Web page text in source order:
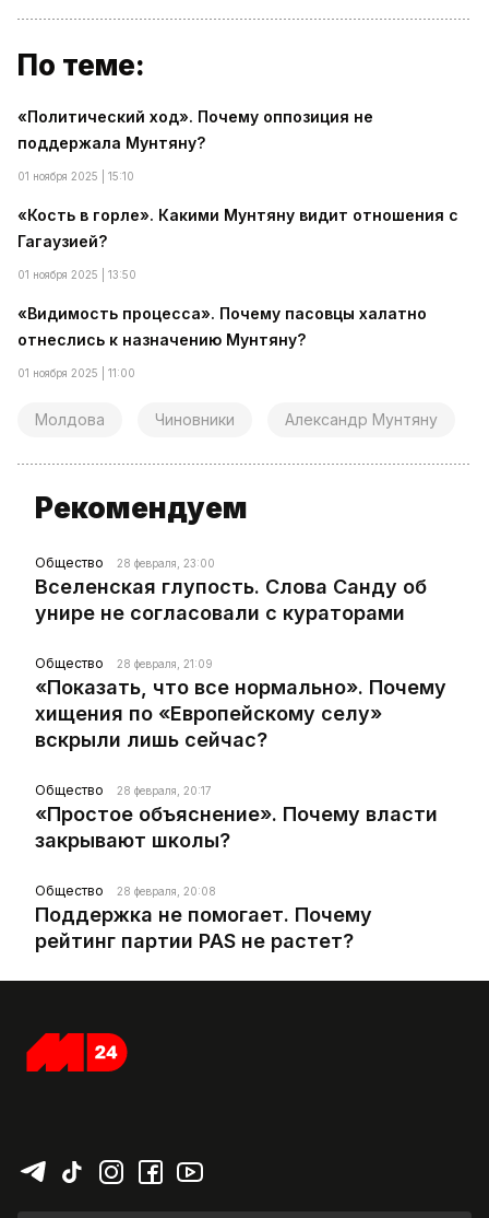
По теме:
«Политический ход». Почему оппозиция не
поддержала Мунтяну?
01 ноября 2025 | 15:10
«Кость в горле». Какими Мунтяну видит отношения с
Гагаузией?
01 ноября 2025 | 13:50
«Видимость процесса». Почему пасовцы халатно
отнеслись к назначению Мунтяну?
01 ноября 2025 | 11:00
Молдова Чиновники Александр Мунтяну
Рекомендуем
Общество 28 февраля, 23:00
Вселенская глупость. Слова Санду об
унире не согласовали с кураторами
Общество 28 февраля, 21:09
«Показать, что все нормально». Почему
хищения по «Европейскому селу»
вскрыли лишь сейчас?
Общество 28 февраля, 20:17
«Простое объяснение». Почему власти
закрывают школы?
Общество 28 февраля, 20:08
Поддержка не помогает. Почему
рейтинг партии PAS не растет?